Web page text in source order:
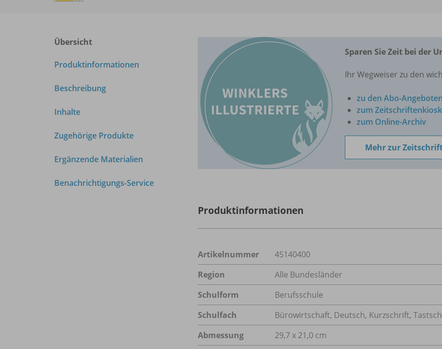
Übersicht
Produktinformationen
Beschreibung
Inhalte
Zugehörige Produkte
Ergänzende Materialien
Benachrichtigungs-Service
Sparen Sie Zeit bei der
Ihr Wegweiser zu den
zu den Abo-
zum Zeitschriftenkiosk
zum Online-Archiv
Mehr zur
Produktinformationen
Artikelnummer
45140400
Region
Alle Bundesländer
Schulform
Berufsschule
Schulfach
Bürowirtschaft, Deutsch, Kurzschrift,
Abmessung
29,7 x 21,0 cm